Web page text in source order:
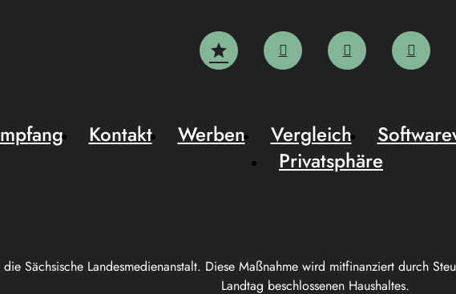
Sächsische Landesmedienanstalt. Diese Maßnahme wird mitfinanziert durch
Landtag beschlossenen Haushaltes.
Kontakt Werben Vergleich
Privatsphäre